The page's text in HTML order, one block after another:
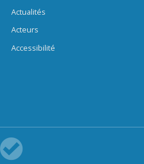
Actualités
Acteurs
Accessibilité